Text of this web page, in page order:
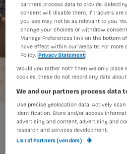
001_RBIAdam-image-1469782.jpeg
partners process data to provide.
consent will disable them. If trackers are
you see may not be as relevant to you.
change your choices or withdraw
Manage Preferences link on the bottom
have effect within our Website. For more
Policy. Privacy Statement
Would you rather not? Then we only
cookies, these do not record any data
We and our partners process data
Use precise geolocation data. Actively
identification. Store and/or access
advertising and content, advertising and
research and services development.
List of Partners (vendors)